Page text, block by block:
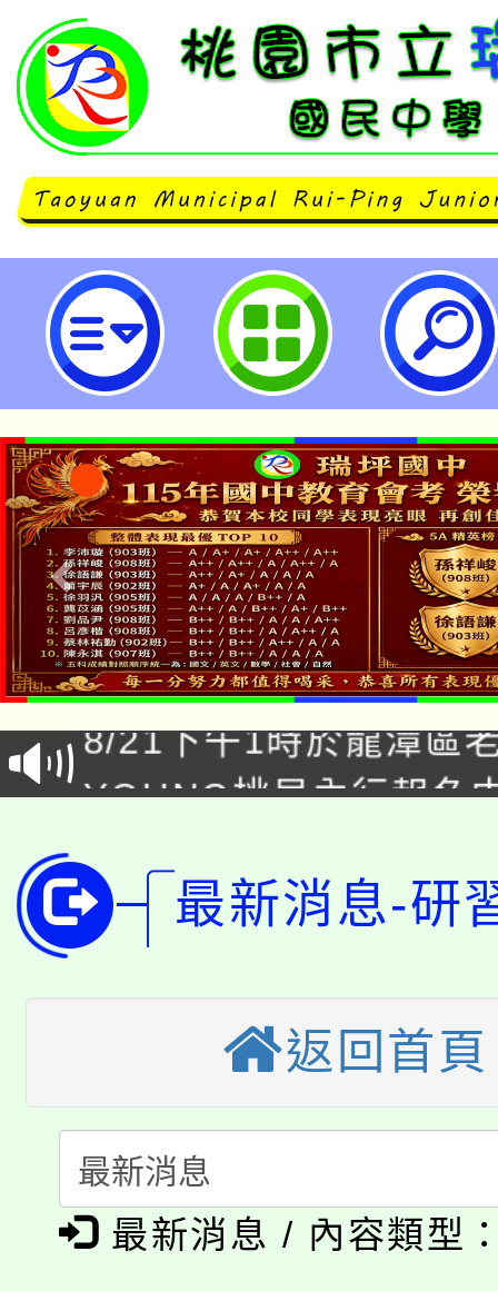
113學年度健康促進中心議題學校
健康促進講座－『樂活三寶』-桃
「本色祭」8/29、30在
場熱烈登場!
8/21下午1時於龍潭區
徵才活動。
YOUNG桃局內行報名
開!
115年桃園市運動會8/
田徑場及游泳池舉行。
桃園市低收入戶享有免
視費優惠，中低收入戶
半價優惠，詳情可洽有
者。
大園自造教育及科技中
份教師增能研習
大溪自造教育及科技
份教師研習
淨零綠生活教案入校路
會
115年食農教育專業人
程
「本色祭」8/29、30在
最新消息-研
返回首頁
最新消息 / 內容類型